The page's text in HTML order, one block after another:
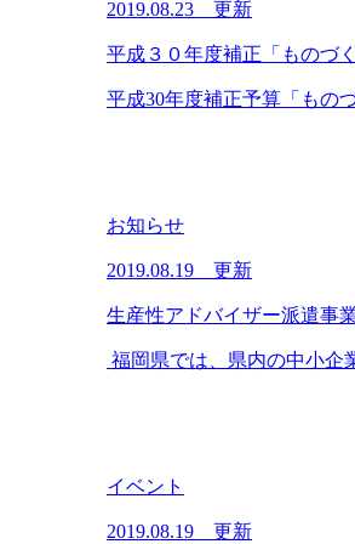
2019.08.23 更新
平成３０年度補正「ものづ
平成30年度補正予算「もの
お知らせ
2019.08.19 更新
生産性アドバイザー派遣事
福岡県では、県内の中小企
イベント
2019.08.19 更新